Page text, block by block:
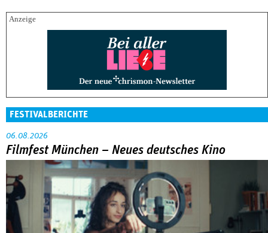
FESTIVALBERICHTE
06.08.2026
Filmfest München – Neues deutsches Kino